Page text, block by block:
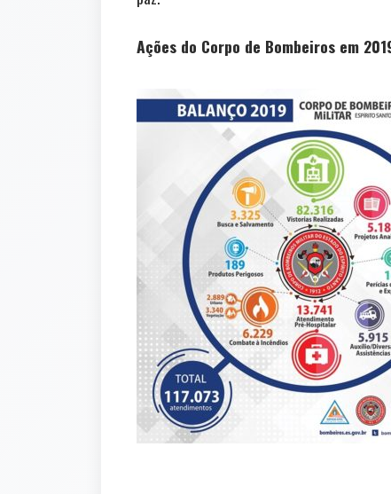
Ações do Corpo de Bombeiros em